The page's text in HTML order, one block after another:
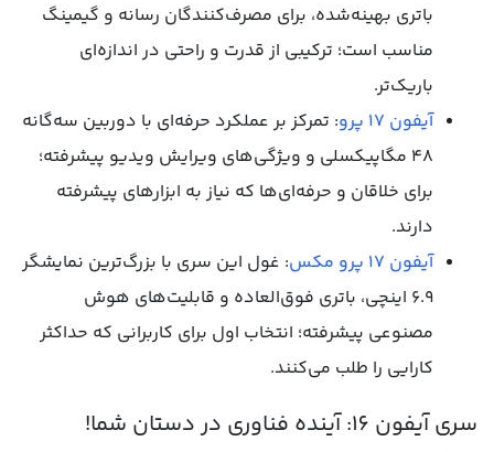
باتری بهینه‌شده، برای مصرف‌کنندگان رسانه و گیمینگ
مناسب است؛ ترکیبی از قدرت و راحتی در اندازه‌ای
باریک‌تر.
آیفون 17 پرو
: تمرکز بر عملکرد حرفه‌ای با دوربین سه‌گانه
۴۸ مگاپیکسلی و ویژگی‌های ویرایش ویدیو پیشرفته؛
برای خلاقان و حرفه‌ای‌ها که نیاز به ابزارهای پیشرفته
دارند.
آیفون 17 پرو مکس
: غول این سری با بزرگ‌ترین نمایشگر
۶.۹ اینچی، باتری فوق‌العاده و قابلیت‌های هوش
مصنوعی پیشرفته؛ انتخاب اول برای کاربرانی که حداکثر
کارایی را طلب می‌کنند.
سری آیفون 16: آینده فناوری در دستان شما!